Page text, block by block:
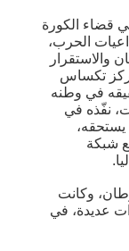
قضاء الكورة
الحرب،
والاستقرار
تكساس
في وطنه
نفّذه في
يستحقه،
شبكة
وكانت
عديدة، في